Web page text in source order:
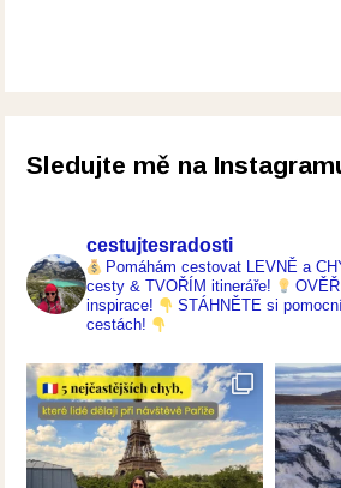
Sledujte mě na
cestujtesradosti
Pomáhám cestovat LEVNĚ a
cesty & TVOŘÍM itineráře!
inspirace!
STÁHNĚTE si
cestách!